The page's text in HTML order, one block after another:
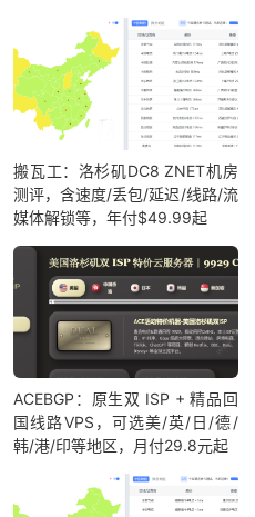
搬瓦工：洛杉矶DC8 ZNET机房
测评，含速度/丢包/延迟/线路/流
媒体解锁等，年付$49.99起
ACEBGP：原生双 ISP + 精品回
国线路VPS，可选美/英/日/德/
韩/港/印等地区，月付29.8元起